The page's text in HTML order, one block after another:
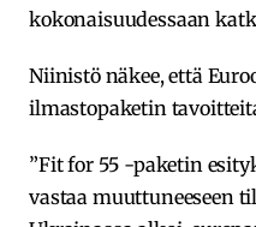
kokonaisuudessaan
Niinistö näkee, että
ilmastopaketin
”Fit for 55 -paketin
vastaa muuttuneeseen